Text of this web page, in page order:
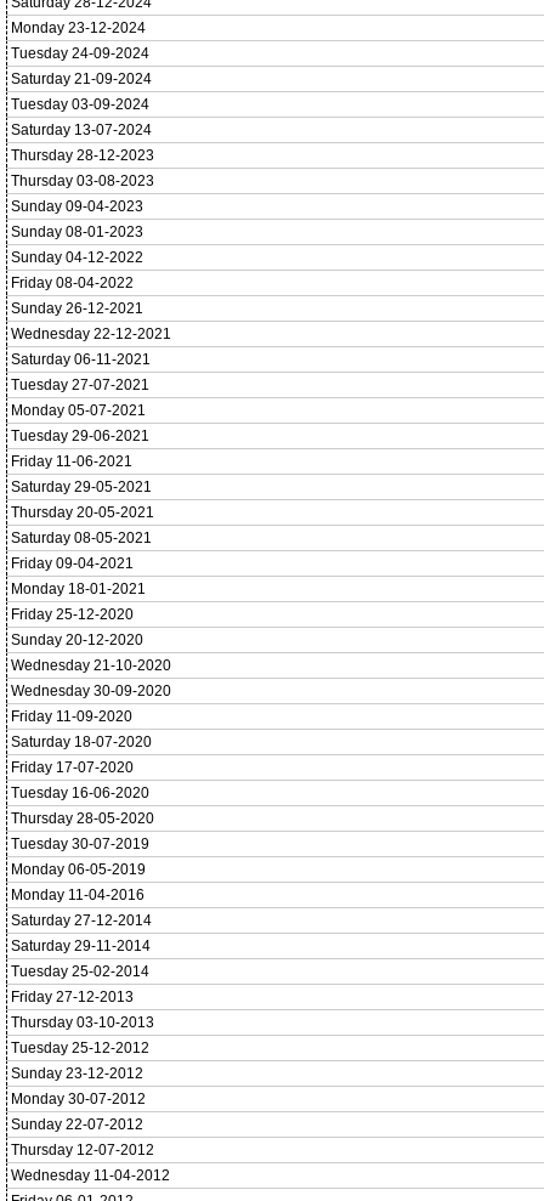
Monday 23-12-2024
Tuesday 24-09-2024
Saturday 21-09-2024
Tuesday 03-09-2024
Saturday 13-07-2024
Thursday 28-12-2023
Thursday 03-08-2023
Sunday 09-04-2023
Sunday 08-01-2023
Sunday 04-12-2022
Friday 08-04-2022
Sunday 26-12-2021
Wednesday 22-12-2021
Saturday 06-11-2021
Tuesday 27-07-2021
Monday 05-07-2021
Tuesday 29-06-2021
Friday 11-06-2021
Saturday 29-05-2021
Thursday 20-05-2021
Saturday 08-05-2021
Friday 09-04-2021
Monday 18-01-2021
Friday 25-12-2020
Sunday 20-12-2020
Wednesday 21-10-2020
Wednesday 30-09-2020
Friday 11-09-2020
Saturday 18-07-2020
Friday 17-07-2020
Tuesday 16-06-2020
Thursday 28-05-2020
Tuesday 30-07-2019
Monday 06-05-2019
Monday 11-04-2016
Saturday 27-12-2014
Saturday 29-11-2014
Tuesday 25-02-2014
Friday 27-12-2013
Thursday 03-10-2013
Tuesday 25-12-2012
Sunday 23-12-2012
Monday 30-07-2012
Sunday 22-07-2012
Thursday 12-07-2012
Wednesday 11-04-2012